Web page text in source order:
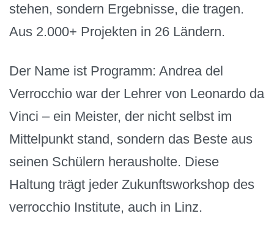
stehen, sondern Ergebnisse, die tragen.
Aus 2.000+ Projekten in 26 Ländern.
Der Name ist Programm: Andrea del
Verrocchio war der Lehrer von Leonardo da
Vinci – ein Meister, der nicht selbst im
Mittelpunkt stand, sondern das Beste aus
seinen Schülern herausholte. Diese
Haltung trägt jeder Zukunftsworkshop des
verrocchio Institute, auch in Linz.